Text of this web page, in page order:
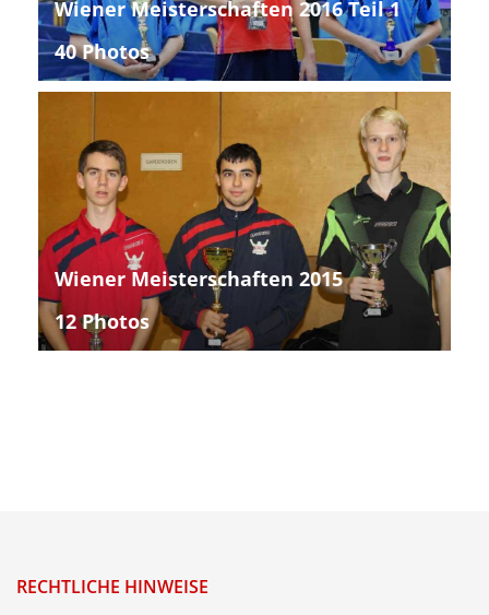
Wiener Meisterschaften 2016 Teil 1
40 Photos
Wiener Meisterschaften 2015
12 Photos
RECHTLICHE HINWEISE